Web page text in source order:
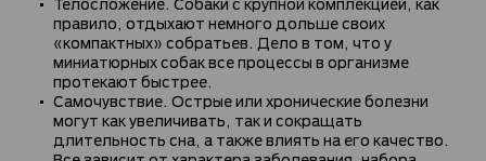
правило, отдыхают немного дольше своих
«компактных» собратьев. Дело в том, что у
миниатюрных собак все процессы в организме
протекают быстрее.
Самочувствие. Острые или хронические болезни
могут как увеличивать, так и сокращать
длительность сна, а также влиять на его качество.